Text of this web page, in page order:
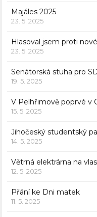
Majáles 2025
23. 5. 2025
Hlasoval jsem proti
23. 5. 2025
Senátorská stuha pro
19. 5. 2025
V Pelhřimově poprvé v
15. 5. 2025
Jihočeský studentský
14. 5. 2025
Větrná elektrárna na
12. 5. 2025
Přání ke Dni matek
11. 5. 2025